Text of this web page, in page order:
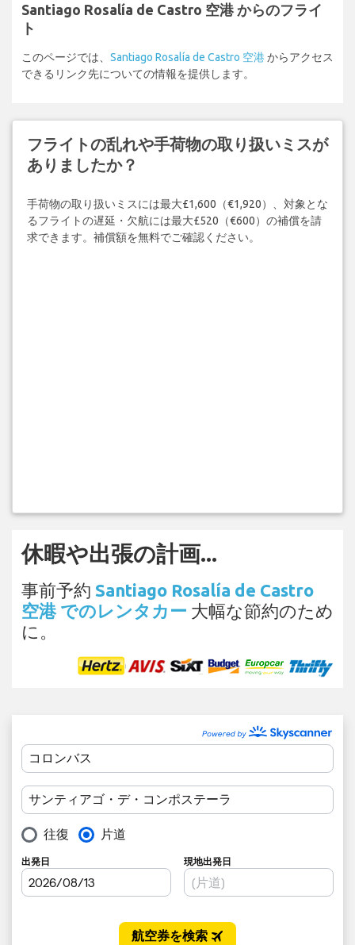
Santiago Rosalía de Castro 空港 からのフライ
ト
このページでは、 Santiago Rosalía de Castro 空港からアクセス
できるリンク先についての情報を提供します。
フライトの乱れや手荷物の取り扱いミスが
ありましたか？
手荷物の取り扱いミスには最大£1,600（€1,920）、対象とな
るフライトの遅延・欠航には最大£520（€600）の補償を請
求できます。補償額を無料でご確認ください。
休暇や出張の計画...
事前予約 Santiago Rosalía de Castro
空港 でのレンタカー 大幅な節約のため
に。